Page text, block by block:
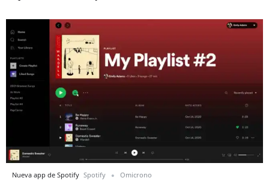
Nueva app de Spotify Spotify Omicrono